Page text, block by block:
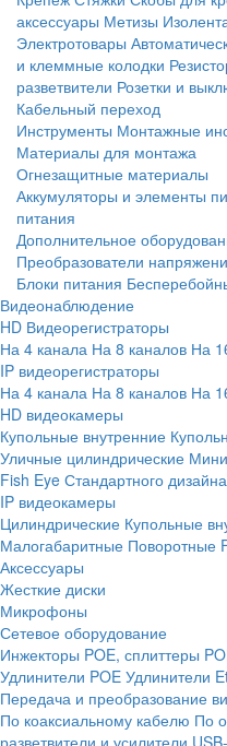
аксессуары Метизы
Электротовары
и клеммные колодки
разветвители Розетки и
Кабельный переход
Инструменты Монтажные
Материалы для монтажа
Огнезащитные материалы
Аккумуляторы и элементы
питания
Дополнительное
Преобразователи
Блоки питания
Видеонаблюдение
HD Видеорегистраторы
На 4 канала На 8 каналов На
IP видеорегистраторы
На 4 канала На 8 каналов На
HD видеокамеры
Купольные внутренние
Уличные цилиндрические
Fish Eye Стандартного дизайна
IP видеокамеры
Цилиндрические Купольные
Малогабаритные Поворотные
Аксессуары
Жесткие диски
Микрофоны
Сетевое оборудование
Инжекторы POE, сплиттеры
Удлинители POE Удлинители
Передача и преобразование
По коаксиальному кабелю По